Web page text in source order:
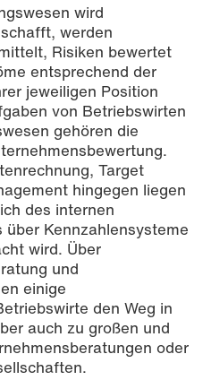
wird
werden
Risiken bewertet
entsprechend der
jeweiligen Position
von Betriebswirten
gehören die
Target
hingegen liegen
des internen
Kennzahlensysteme
wird. Über
und
einige
den Weg in
auch zu großen und
oder